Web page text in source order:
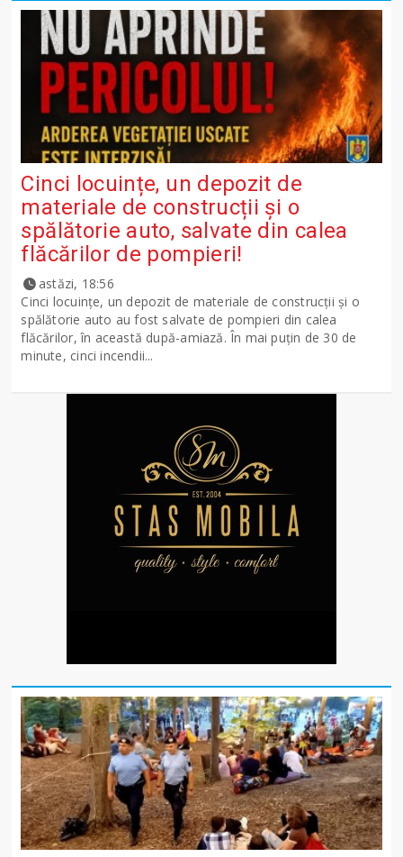
Cinci locuințe, un depozit de
materiale de construcții și o
spălătorie auto, salvate din calea
flăcărilor de pompieri!
astăzi, 18:56
Cinci locuințe, un depozit de materiale de construcții și o
spălătorie auto au fost salvate de pompieri din calea
flăcărilor, în această după-amiază. În mai puțin de 30 de
minute, cinci incendii...